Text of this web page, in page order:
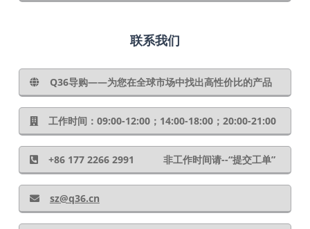
联系我们
Q36导购——为您在全球市场中找出高性价比的产品
工作时间：09:00-12:00；14:00-18:00；20:00-21:00
+86 177 2266 2991 非工作时间请--“提交工单”
sz@q36.cn